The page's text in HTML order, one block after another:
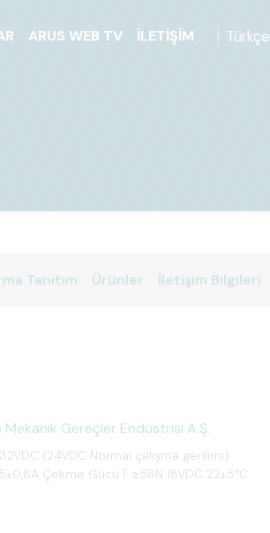
ARUS WEB TV İLETIŞIM Türkçe
Tanıtım Ürünler İletişim Bilgileri
Mekanik Gereçler Endüstrisi A.Ş.
32VDC (24VDC Normal çalışma gerilimi)
Çekme Gücü F ≥58N 18VDC 22±5°C